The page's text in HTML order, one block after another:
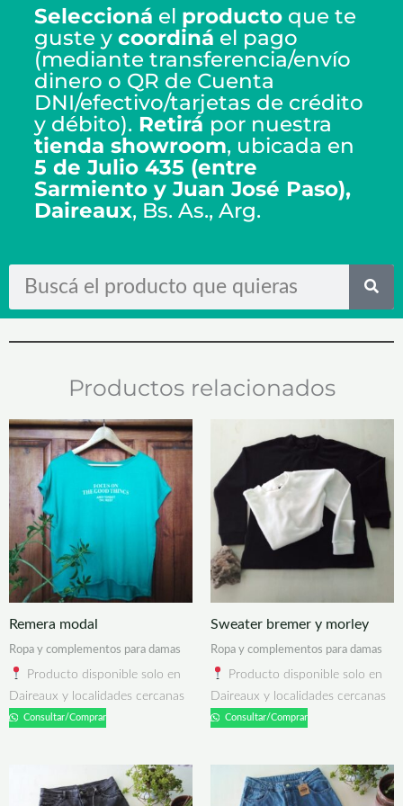
Seleccioná el producto que te
guste y coordiná el pago
(mediante transferencia/envío
dinero o QR de Cuenta
DNI/efectivo/tarjetas de crédito
y débito). Retirá por nuestra
tienda showroom, ubicada en
5 de Julio 435 (entre
Sarmiento y Juan José Paso),
Daireaux, Bs. As., Arg.
Productos relacionados
Remera modal
Ropa y complementos para damas
Producto disponible solo en
Daireaux y localidades cercanas
Consultar/Comprar
Sweater bremer y morley
Ropa y complementos para damas
Producto disponible solo en
Daireaux y localidades cercanas
Consultar/Comprar